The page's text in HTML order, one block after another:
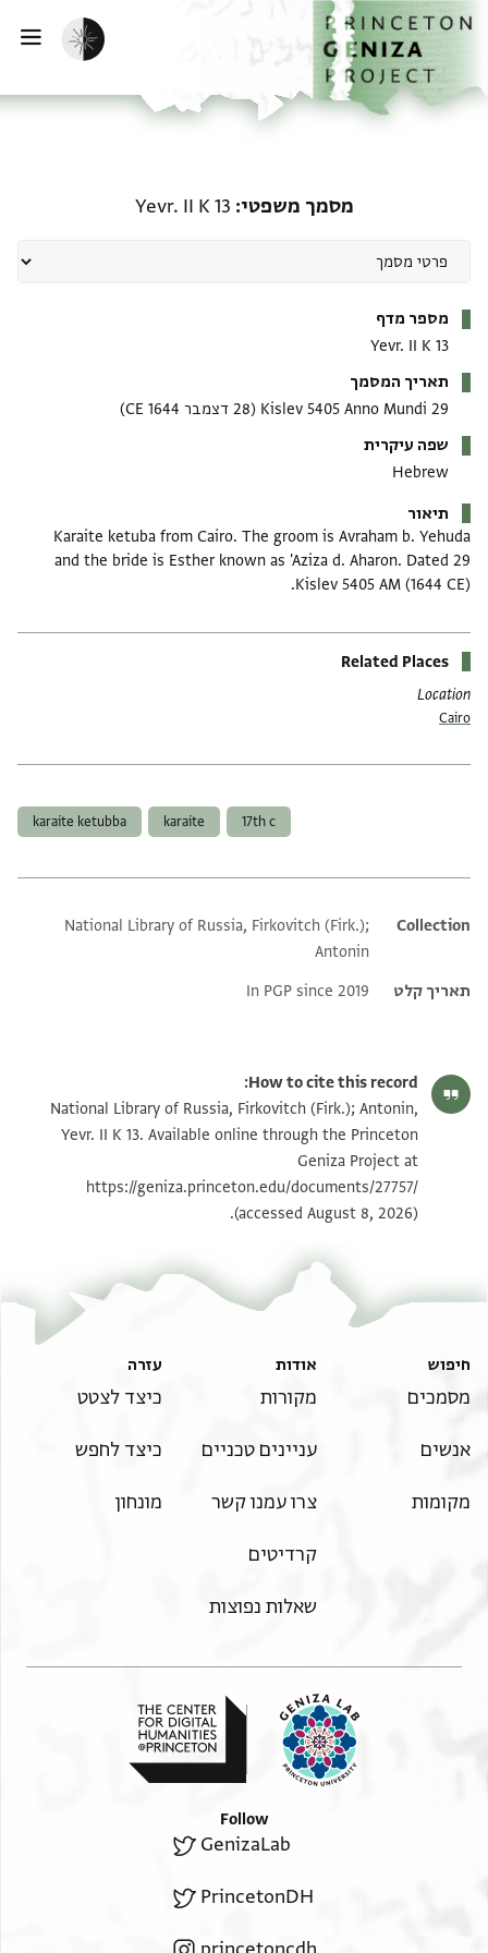
דילוג לתוכן
דף הבית
הפעלת מצב כהה
מסמך משפטי Yevr. II K 13
מספר מדף
Yevr. II K 13
תאריך המסמך
29 Kislev 5405 Anno Mundi
(28 דצמבר 1644 CE)
שפה עיקרית
Hebrew
תיאור
Karaite ketuba from Cairo. The groom is Avraham b. Yehuda
and the bride is Esther known as 'Aziza d. Aharon. Dated 29
Kislev 5405 AM (1644 CE).
Related Places
Location
Cairo
17th c
karaite
karaite ketubba
Additional metadata
Collection
National Library of Russia, Firkovitch (Firk.);
Antonin
תאריך קלט
In PGP since 2019
How to cite this record:
National Library of Russia, Firkovitch (Firk.); Antonin,
Yevr. II K 13. Available online through the Princeton
Geniza Project at
https://geniza.princeton.edu/documents/27757/
(accessed August 8, 2026).
חיפוש
מסמכים
אנשים
מקומות
אודות
מקורות
עניינים טכניים
צרו עמנו קשר
קרדיטים
שאלות נפוצות
עזרה
כיצד לצטט
כיצד לחפש
מונחון
Follow
GenizaLab
PrincetonDH